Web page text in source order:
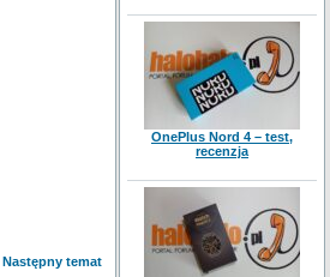
Następny temat
OnePlus Nord 4 – test,
recenzja